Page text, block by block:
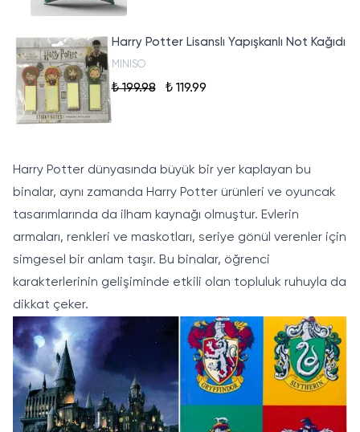
Harry Potter Lisanslı Yapışkanlı Not Kağıdı
MINISO
₺ 199.98 ₺ 119.99
Harry Potter dünyasında büyük bir yer kaplayan bu
binalar, aynı zamanda Harry Potter ürünleri ve oyuncak
tasarımlarında da ilham kaynağı olmuştur. Evlerin
armaları, renkleri ve maskotları, seriye gönül verenler için
simgesel bir anlam taşır. Bu binalar, öğrenci
karakterlerinin gelişiminde etkili olan topluluk ruhuyla da
dikkat çeker.